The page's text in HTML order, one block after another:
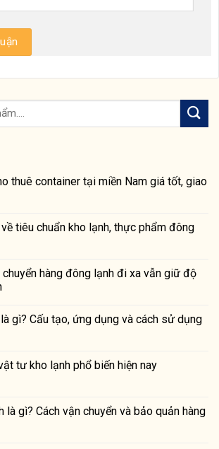
thuê container tại miền Nam giá tốt, giao
tiêu chuẩn kho lạnh, thực phẩm đông
chuyển hàng đông lạnh đi xa vẫn giữ độ
gì? Cấu tạo, ứng dụng và cách sử dụng
tư kho lạnh phổ biến hiện nay
là gì? Cách vận chuyển và bảo quản hàng